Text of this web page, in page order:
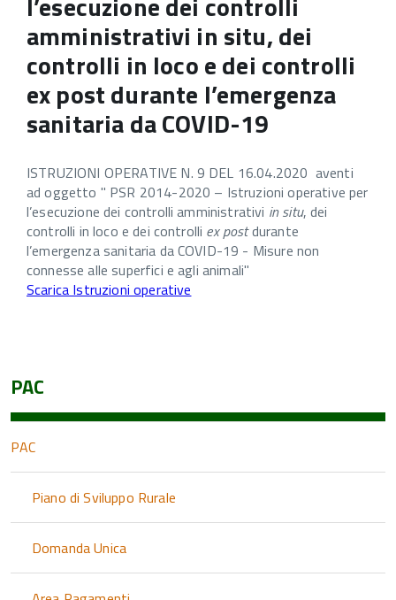
amministrativi in situ, dei
controlli in loco e dei controlli
ex post durante l’emergenza
sanitaria da COVID-19
ISTRUZIONI OPERATIVE N. 9 DEL 16.04.2020 aventi
ad oggetto " PSR 2014-2020 – Istruzioni operative per
l’esecuzione dei controlli amministrativi in situ, dei
controlli in loco e dei controlli ex postdurante
l’emergenza sanitaria da COVID-19 - Misure non
connesse alle superfici e agli animali"
Scarica Istruzioni operative
PAC
PAC
Piano di Sviluppo Rurale
Domanda Unica